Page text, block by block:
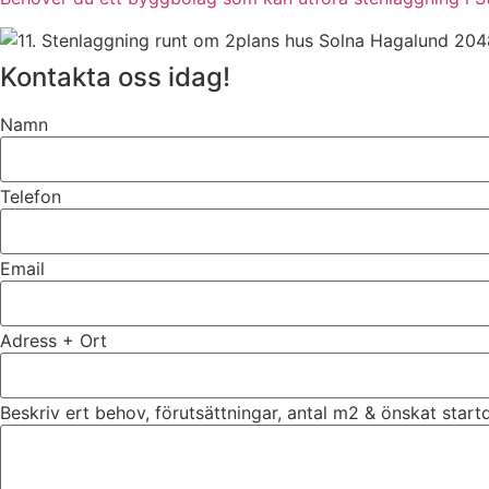
Kontakta oss idag!
Namn
Telefon
Email
Adress + Ort
Beskriv ert behov, förutsättningar, antal m2 & önskat